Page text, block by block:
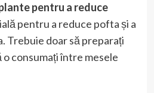
pentru a reduce
pentru a reduce pofta și a
Trebuie doar să preparați
consumați între mesele